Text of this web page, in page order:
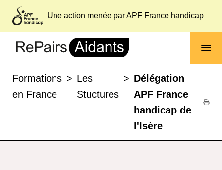
Une action menée parAPF France handicap
Formations
en France
> Les
Stuctures
> Délégation
APF France
handicap de
l'Isère